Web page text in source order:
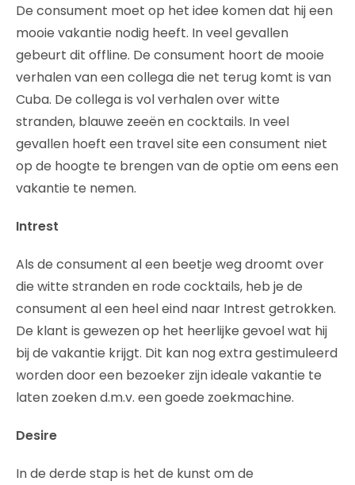
De consument moet op het idee komen dat hij een
mooie vakantie nodig heeft. In veel gevallen
gebeurt dit offline. De consument hoort de mooie
verhalen van een collega die net terug komt is van
Cuba. De collega is vol verhalen over witte
stranden, blauwe zeeën en cocktails. In veel
gevallen hoeft een travel site een consument niet
op de hoogte te brengen van de optie om eens een
vakantie te nemen.
Intrest
Als de consument al een beetje weg droomt over
die witte stranden en rode cocktails, heb je de
consument al een heel eind naar Intrest getrokken.
De klant is gewezen op het heerlijke gevoel wat hij
bij de vakantie krijgt. Dit kan nog extra gestimuleerd
worden door een bezoeker zijn ideale vakantie te
laten zoeken d.m.v. een goede zoekmachine.
Desire
In de derde stap is het de kunst om de